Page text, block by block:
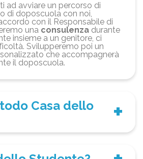
ad avviare un percorso di
di doposcuola con noi,
con il Responsabile di
una consulenza durante
insieme a un genitore, ci
Svilupperemo poi un
che accompagnerà
il doposcuola.
Casa dello